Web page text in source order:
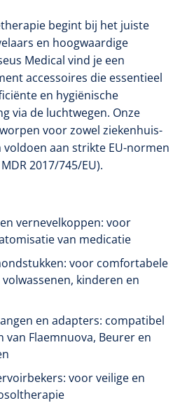
begint bij het juiste
en hoogwaardige
Medical vind je een
accessoires die essentieel
en hygiënische
via de luchtwegen. Onze
voor zowel ziekenhuis-
aan strikte EU-normen
2017/745/EU).
vernevelkoppen: voor
van medicatie
voor comfortabele
kinderen en
en adapters: compatibel
van Flaemnuova, Beurer en
voor veilige en